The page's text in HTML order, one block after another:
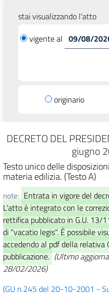
stai visualizzando l'atto
vigente al
originario
DECRETO DEL
giugno
Testo unico delle
materia edilizia. (Testo A)
note: Entrata in vigore del
L'atto è integrato con le
rettifica pubblicato in G.U. 13/
di "vacatio legis". È possibile
accedendo al pdf della relativa
pubblicazione. (Ultimo
28/02/2026)
(GU n.245 del 20-10-2001 -